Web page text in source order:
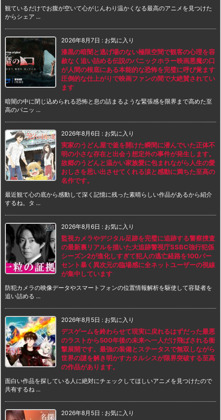
観ているだけでお腹が空いて心がじんわり温かくなる最高のアニメを見つけた
からシェア ...
2026年8月7日 : お気に入り
漆黒の暗闇と逃げ場のない極限空間で観客の心理を容
赦なく追い詰める伝説のパニックホラー映画悪魔の口
が人間の根底にある本能的な恐怖を完璧に呼び覚ます
圧倒的な仕上がりで映画ファンの間で大絶賛されてい
ます
暗闇の中に閉じ込められる恐怖と息の詰まるような緊張感を限界まで高めた至
高のパニッ ...
2026年8月6日 : お気に入り
実家のうどん屋で釜を開けた瞬間に潜んでいた正体不
明の小さな存在と出会う想定外の事件が発生します。
故郷のうどんと温かい家族愛に包まれながら人生の愛
おしさを思い出させてくれる涙と感動に満ちた至高の
名作です。
最近観て心の底から感動して深く記憶に残った素晴らしい作品があるから紹介
するね。タ ...
2026年8月6日 : お気に入り
監視カメラやデジタル足跡を完璧に追跡する警察捜査
の最新裏リアルを描いた大追跡警視庁SSBC強行犯係
シーズン2が進化しすぎて犯人の逃亡経路を100パー
セント暴く異次元の臨場感に全ネットユーザーの視線
が集中しています
防犯カメラの映像データやスマートフォンの位置情報解析を駆使して容疑者を
追い詰める ...
2026年8月5日 : お気に入り
デスゲームを終わらせて現実に戻れるはずだった最悪
のラストから500年後の未来へ一人だけ飛ばされる衝
撃展開です。最強の装備とステータスで無双しながら
世界の謎を解き明かすカタルシスが限界突破する至高
の作品があります。
面白い作品を探している人に絶対にチェックしてほしいアニメを見つけたので
共有するね ...
2026年8月5日 : お気に入り